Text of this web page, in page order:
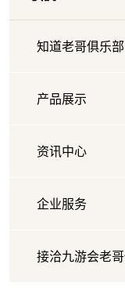
知道老哥俱乐部
产品展示
资讯中心
企业服务
接洽九游会老